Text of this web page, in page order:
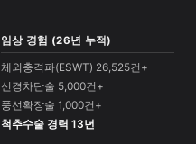
임상 경험 (26년 누적)
체외충격파(ESWT) 26,525건+
신경차단술 5,000건+
풍선확장술 1,000건+
척추수술 경력 13년